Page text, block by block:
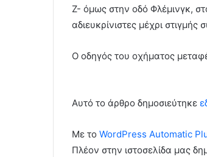
Ζ- όμως στην οδό Φλέμινγκ,
αδιευκρίνιστες μέχρι στιγμής
Ο οδηγός του οχήματος
Αυτό το άρθρο δημοσιεύτηκε
Με το WordPress Automatic
Πλέον στην ιστοσελίδα μας